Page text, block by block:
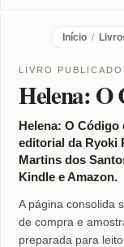
Início /
LIVRO PUBLICADO
Helena: O
Helena: O
editorial da Ryoki
Martins dos
Kindle e Amazon.
A página consolida
de compra e
preparada para